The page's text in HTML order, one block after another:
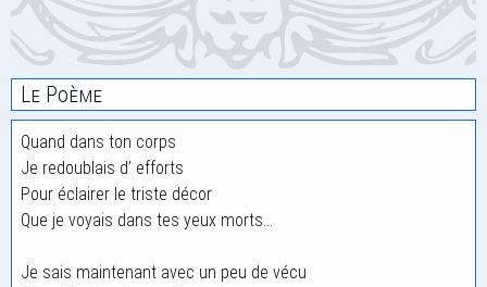
Le Poème
Quand dans ton corps
Je redoublais d’ efforts
Pour éclairer le triste décor
Que je voyais dans tes yeux morts…
Je sais maintenant avec un peu de vécu